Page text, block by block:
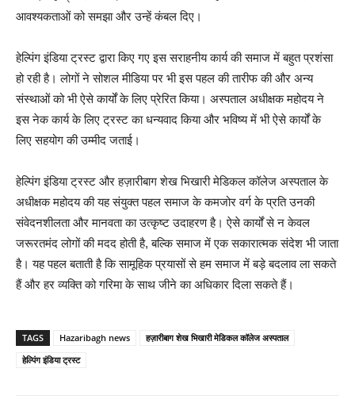
आवश्यकताओं को समझा और उन्हें कंबल दिए।
हेल्पिंग इंडिया ट्रस्ट द्वारा किए गए इस सराहनीय कार्य की समाज में बहुत प्रशंसा
हो रही है। लोगों ने सोशल मीडिया पर भी इस पहल की तारीफ की और अन्य
संस्थाओं को भी ऐसे कार्यों के लिए प्रेरित किया। अस्पताल अधीक्षक महोदय ने
इस नेक कार्य के लिए ट्रस्ट का धन्यवाद किया और भविष्य में भी ऐसे कार्यों के
लिए सहयोग की उम्मीद जताई।
हेल्पिंग इंडिया ट्रस्ट और हज़ारीबाग शेख भिखारी मेडिकल कॉलेज अस्पताल के
अधीक्षक महोदय की यह संयुक्त पहल समाज के कमजोर वर्ग के प्रति उनकी
संवेदनशीलता और मानवता का उत्कृष्ट उदाहरण है। ऐसे कार्यों से न केवल
जरूरतमंद लोगों की मदद होती है, बल्कि समाज में एक सकारात्मक संदेश भी जाता
है। यह पहल बताती है कि सामूहिक प्रयासों से हम समाज में बड़े बदलाव ला सकते
हैं और हर व्यक्ति को गरिमा के साथ जीने का अधिकार दिला सकते हैं।
TAGS Hazaribagh news
हज़ारीबाग शेख भिखारी मेडिकल कॉलेज अस्पताल
हेल्पिंग इंडिया ट्रस्ट